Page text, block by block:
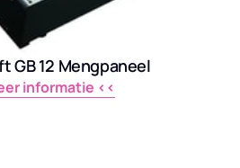
GB 12 Mengpaneel
informatie <<